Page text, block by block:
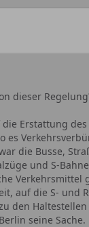
dieser
die Erstattung
es
die Busse,
und S-
Verkehrsmittel
auf die S- und
den
seine Sache.